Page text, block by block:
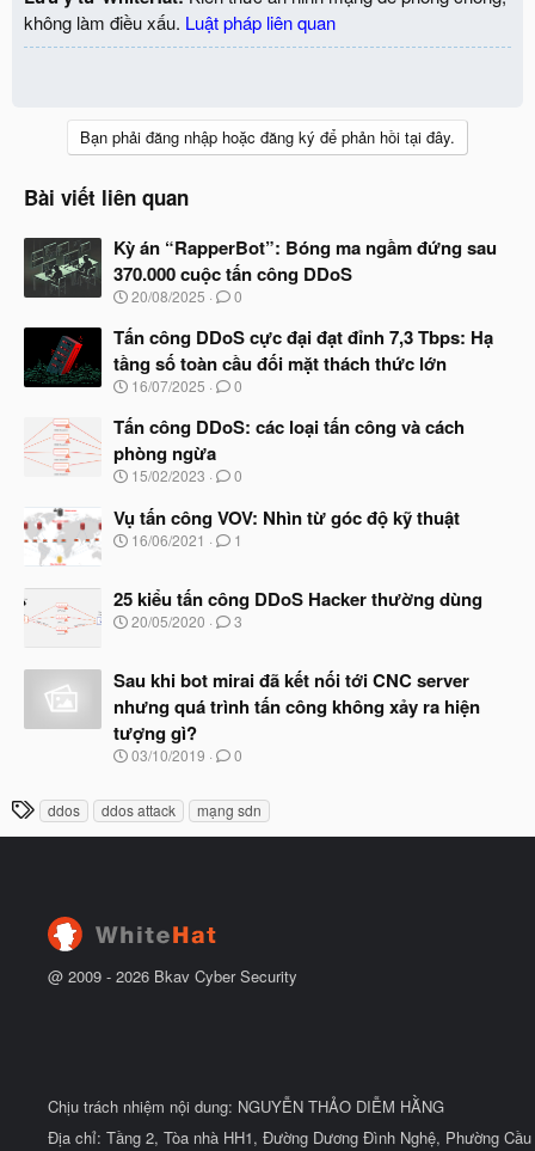
không làm điều xấu. Luật pháp liên quan
Bạn phải đăng nhập hoặc đăng ký để phản hồi tại đây.
Bài viết liên quan
Kỳ án “RapperBot”: Bóng ma ngầm đứng sau
370.000 cuộc tấn công DDoS
N
à
b
ắ
đ
ầ
u
20/08/2025 0
Tấn công DDoS cực đại đạt đỉnh 7,3 Tbps: Hạ
tầng số toàn cầu đối mặt thách thức lớn
N
à
b
ắ
đ
ầ
16/07/2025 0
Tấn công DDoS: các loại tấn công và cách
phòng ngừa
N
à
y
b
t
đ
ầ
15/02/2023 0
Vụ tấn công VOV: Nhìn từ góc độ kỹ thuật
N
y
b
ắ
ầ
u
16/06/2021 1
25 kiểu tấn công DDoS Hacker thường dùng
N
y
ắ
t
đ
20/05/2020 3
Sau khi bot mirai đã kết nối tới CNC server
nhưng quá trình tấn công không xảy ra hiện
tượng gì?
N
y
u
03/10/2019 0
T
h
ddos ddos attack mạng sdn
@ 2009 - 2026 Bkav Cyber Security
Chịu trách nhiệm nội dung: NGUYỄN THẢO DIỄM HẰNG
Địa chỉ: Tầng 2, Tòa nhà HH1, Đường Dương Đình Nghệ, Phường